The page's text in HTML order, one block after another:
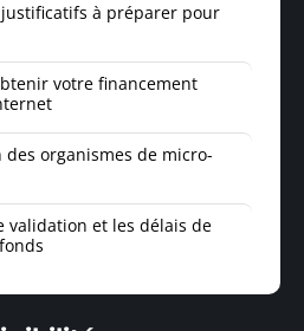
à préparer pour
votre financement
des organismes de micro-
validation et les délais de